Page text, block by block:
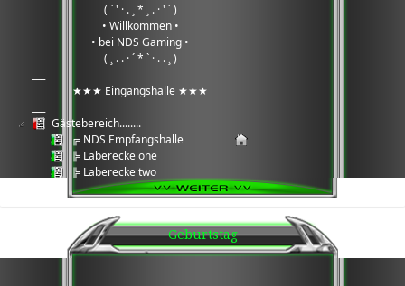
( ` ' · . ¸ * ¸ . · ' ´ )
• Willkommen •
• bei NDS Gaming •
( ¸ . . · ´ * ` · . . ¸ )
★★★ Eingangshalle ★★★
Gästebereich........
╔ NDS Empfangshalle
╠ Laberecke one
╠ Laberecke two
╠ Laberecke three
╚ Wartungsbereich Serverarbeiten
★★★ Games Ecke ★★★
Geburtstag